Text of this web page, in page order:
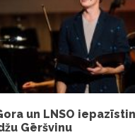
un LNSO
Gēršvinu